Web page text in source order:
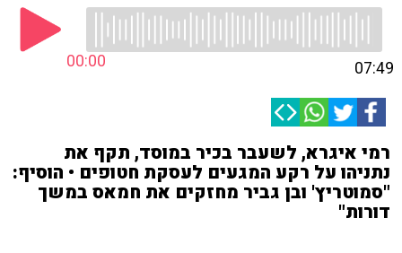
00:00 07:49
רמי איגרא, לשעבר בכיר במוסד, תקף את
נתניהו על רקע המגעים לעסקת חטופים • הוסיף:
"סמוטריץ' ובן גביר מחזקים את חמאס במשך
דורות"